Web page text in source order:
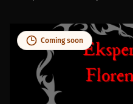
Coming soon